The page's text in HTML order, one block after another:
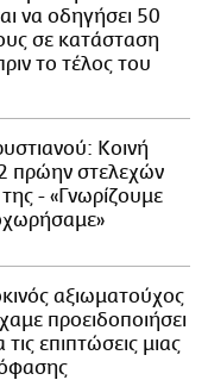
να οδηγήσει 50
σε κατάσταση
το τέλος του
Κοινή
πρώην στελεχών
- «Γνωρίζουμε
αξιωματούχος
προειδοποιήσει
τις επιπτώσεις μιας